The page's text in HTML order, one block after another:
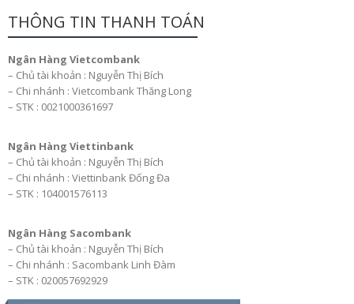
THÔNG TIN THANH TOÁN
Ngân Hàng Vietcombank
– Chủ tài khoản : Nguyễn Thị Bích
– Chi nhánh : Vietcombank Thăng Long
– STK : 0021000361697
Ngân Hàng Viettinbank
– Chủ tài khoản : Nguyễn Thị Bích
– Chi nhánh : Viettinbank Đống Đa
– STK : 104001576113
Ngân Hàng Sacombank
– Chủ tài khoản : Nguyễn Thị Bích
– Chi nhánh : Sacombank Linh Đàm
– STK : 020057692929